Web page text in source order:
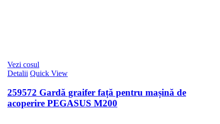
Vezi cosul
Detalii Quick View
259572 Gardă graifer față pentru mașină de
acoperire PEGASUS M200